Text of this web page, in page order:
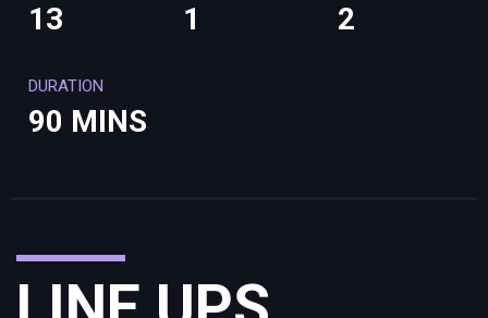
13 1 2
DURATION
90 MINS